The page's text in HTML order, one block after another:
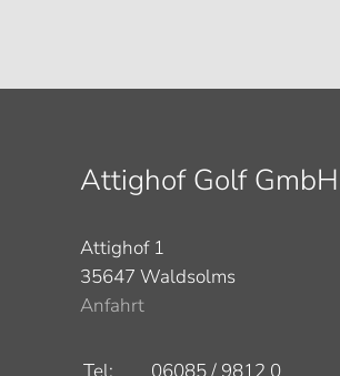
Attighof Golf GmbH
Attighof 1
35647 Waldsolms
Anfahrt